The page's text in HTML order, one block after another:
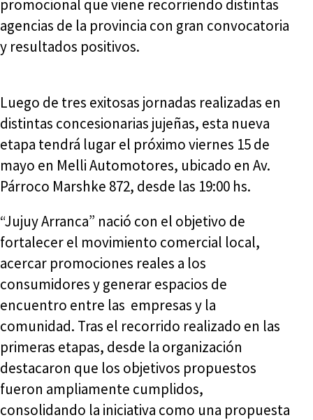
promocional que viene recorriendo distintas
agencias de la provincia con gran convocatoria
y resultados positivos.
Luego de tres exitosas jornadas realizadas en
distintas concesionarias jujeñas, esta nueva
etapa tendrá lugar el próximo viernes 15 de
mayo en Melli Automotores, ubicado en Av.
Párroco Marshke 872, desde las 19:00 hs.
“Jujuy Arranca” nació con el objetivo de
fortalecer el movimiento comercial local,
acercar promociones reales a los
consumidores y generar espacios de
encuentro entre las empresas y la
comunidad. Tras el recorrido realizado en las
primeras etapas, desde la organización
destacaron que los objetivos propuestos
fueron ampliamente cumplidos,
consolidando la iniciativa como una propuesta